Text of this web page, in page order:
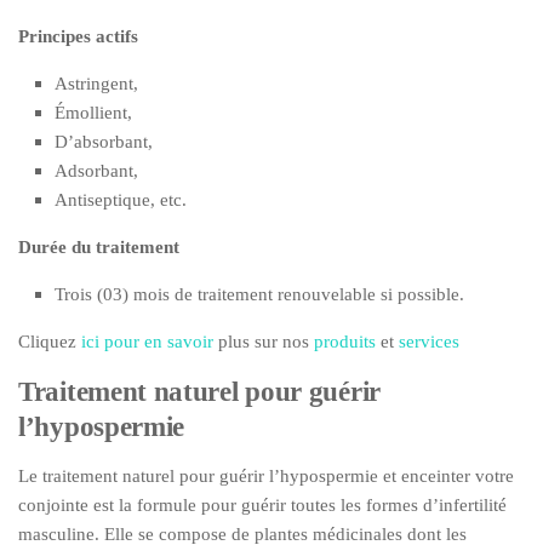
Principes actifs
Astringent,
Émollient,
D’absorbant,
Adsorbant,
Antiseptique, etc.
Durée du traitement
Trois (03) mois de traitement renouvelable si possible.
Cliquez ici pour en savoir plus sur nos produits et services
Traitement naturel pour guérir
l’hypospermie
Le traitement naturel pour guérir l’hypospermie et enceinter votre
conjointe est la formule pour guérir toutes les formes d’infertilité
masculine. Elle se compose de plantes médicinales dont les